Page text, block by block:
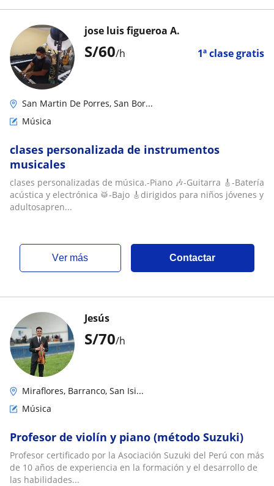
S/60/h 1ª clase gratis
jose luis figueroa A.
San Martin De Porres, San Bor...
Música
clases personalizada de instrumentos
musicales
clases personalizadas de música.-Piano 🎶-Guitarra 🎸-Batería
acústica y electrónica 🥁-Bajo 🎸dirigidos para niños jóvenes y
adultosapren...
ver más Contactar
S/70/h
Jesús
Miraflores, Barranco, San Isi...
Música
Profesor de violín y piano (método Suzuki)
Profesor certificado por la Asociación Suzuki del Perú con más
de 10 años de experiencia en la formación y el desarrollo de
las habilidades...